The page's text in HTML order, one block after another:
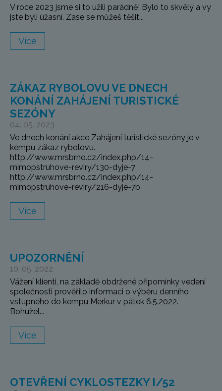
V roce 2023 jsme si to užili parádně! Bylo to skvělý a vy
jste byli úžasní. Zase se můžeš těšit...
Více
ZÁKAZ RYBOLOVU VE DNECH
KONÁNÍ ZAHÁJENÍ TURISTICKÉ
SEZÓNY
04. 05. 2023
Ve dnech konání akce Zahájení turistické sezóny je v
kempu zákaz rybolovu.
http://www.mrsbrno.cz/index.php/14-
mimopstruhove-reviry/130-dyje-7
http://www.mrsbrno.cz/index.php/14-
mimopstruhove-reviry/216-dyje-7b
Více
UPOZORNĚNÍ
10. 05. 2022
Vážení klienti, na základě obdržené připomínky vedení
společnosti prověřilo informaci o výběru denního
vstupného do kempu Merkur v pátek 6.5.2022.
Bohužel...
Více
OTEVŘENÍ CYKLOSTEZKY I/52